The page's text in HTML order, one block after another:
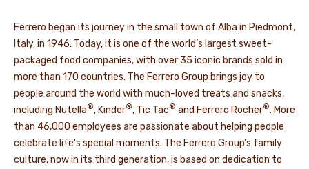
Ferrero began its journey in the small town of Alba in Piedmont,
Italy, in 1946. Today, it is one of the world’s largest sweet-
packaged food companies, with over 35 iconic brands sold in
more than 170 countries. The Ferrero Group brings joy to
people around the world with much-loved treats and snacks,
including Nutella®, Kinder®, Tic Tac® and Ferrero Rocher®. More
than 46,000 employees are passionate about helping people
celebrate life's special moments. The Ferrero Group’s family
culture, now in its third generation, is based on dedication to